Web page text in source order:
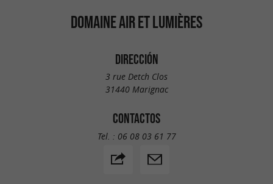
DOMAINE AIR ET LUMIÈRES
DIRECCIÓN
3 rue Detch Clos
31440 Marignac
CONTACTOS
Tel. : 06 08 03 61 77